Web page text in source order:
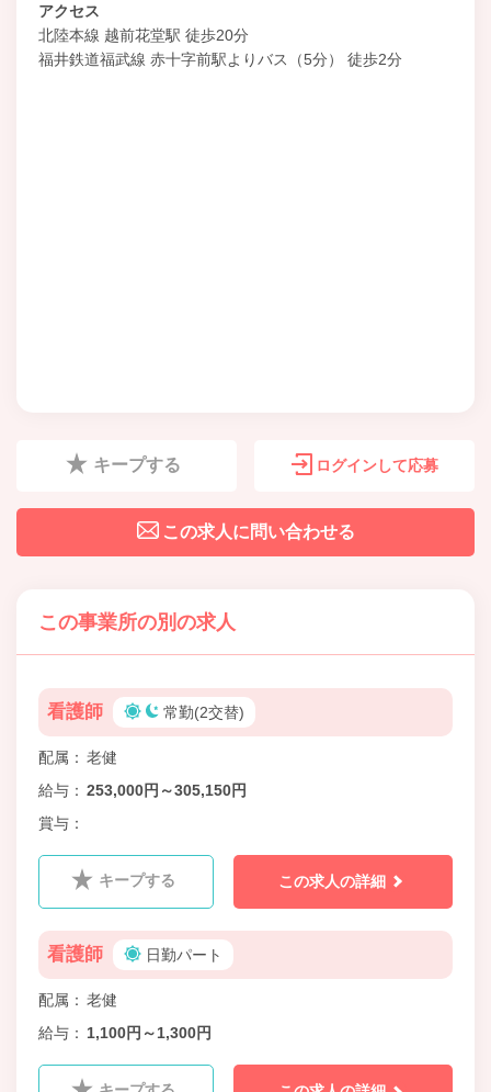
アクセス
北陸本線 越前花堂駅 徒歩20分
福井鉄道福武線 赤十字前駅よりバス（5分） 徒歩2分
キープする ログインして応募
この求人に問い合わせる
この事業所の別の求人
看護師 常勤(2交替)
配属
老健
給与
253,000円～305,150円
賞与
キープする この求人の詳細
看護師 日勤パート
配属
老健
給与
1,100円～1,300円